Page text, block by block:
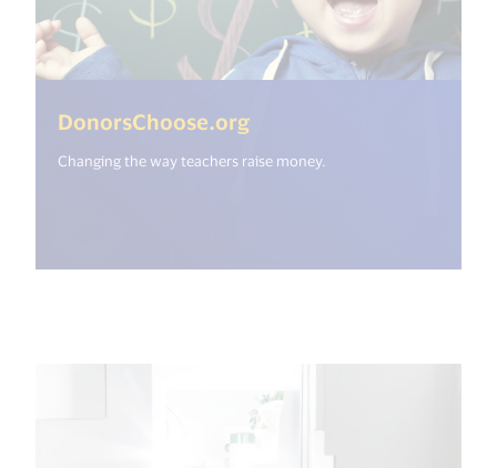
DonorsChoose.org(<%=
Changing the way teachers raise money.